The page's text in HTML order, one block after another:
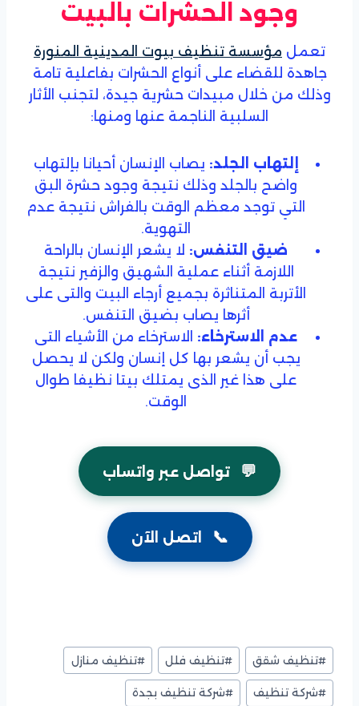
وجود الحشرات بالبيت
تعمل مؤسسة تنظيف بيوت المدينية المنورة
جاهدة للقضاء على أنواع الحشرات بفاعلية تامة
وذلك من خلال مبيدات حشرية جيدة، لتجنب الأثار
السلبية الناجمة عنها ومنها:
إلتهاب الجلد: يصاب الإنسان أحيانا بإلتهاب
واضح بالجلد وذلك نتيجة وجود حشرة البق
التي توجد معظم الوقت بالفراش نتيجة عدم
التهوية.
ضيق التنفس: لا يشعر الإنسان بالراحة
اللازمة أثناء عملية الشهيق والزفير نتيجة
الأتربة المتناثرة بجميع أرجاء البيت والتى على
أثرها يصاب بضيق التنفس.
عدم الاسترخاء: الاسترخاء من الأشياء التى
يجب أن يشعر بها كل إنسان ولكن لا يحصل
على هذا غير الذى يمتلك بيتا نظيفا طوال
الوقت.
💬 تواصل عبر واتساب
📞 اتصل الآن
وسوم
المقال:
#تنظيف شقق #تنظيف فلل #تنظيف منازل
#شركة تنظيف #شركة تنظيف بجدة